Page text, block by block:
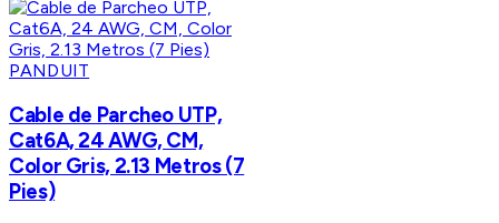
PANDUIT
Cable de Parcheo UTP,
Cat6A, 24 AWG, CM,
Color Gris, 2.13 Metros (7
Pies)